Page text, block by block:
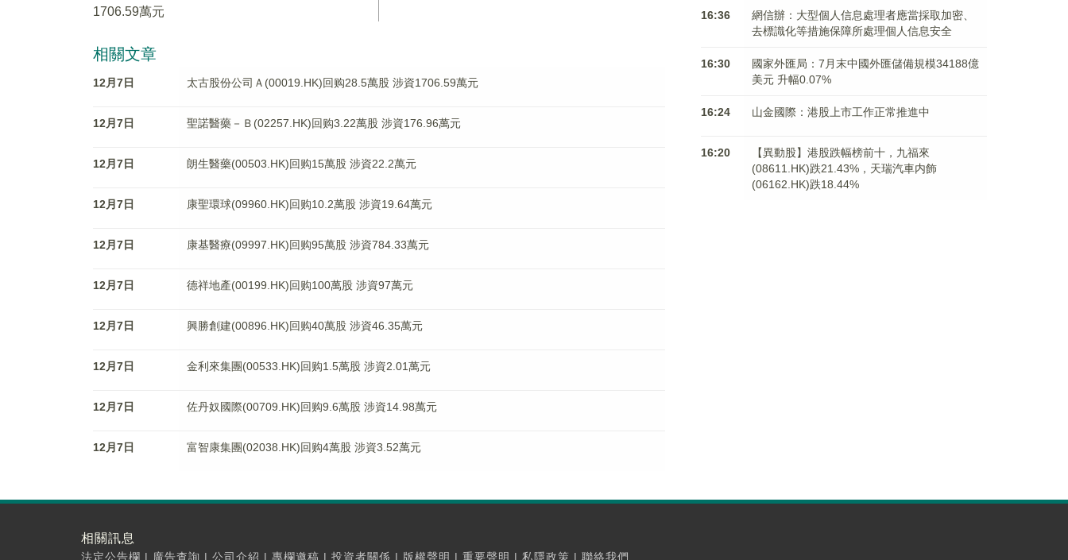
1706.59萬元
相關文章
12月7日 太古股份公司Ａ(00019.HK)回购28.5萬股 涉資1706.59萬元
12月7日 聖諾醫藥－Ｂ(02257.HK)回购3.22萬股 涉資176.96萬元
12月7日 朗生醫藥(00503.HK)回购15萬股 涉資22.2萬元
12月7日 康聖環球(09960.HK)回购10.2萬股 涉資19.64萬元
12月7日 康基醫療(09997.HK)回购95萬股 涉資784.33萬元
12月7日 德祥地產(00199.HK)回购100萬股 涉資97萬元
12月7日 興勝創建(00896.HK)回购40萬股 涉資46.35萬元
12月7日 金利來集團(00533.HK)回购1.5萬股 涉資2.01萬元
12月7日 佐丹奴國際(00709.HK)回购9.6萬股 涉資14.98萬元
12月7日 富智康集團(02038.HK)回购4萬股 涉資3.52萬元
16:36
網信辦：大型個人信息處理者應當採取加密、
去標識化等措施保障所處理個人信息安全
16:30
國家外匯局：7月末中國外匯儲備規模34188億
美元 升幅0.07%
16:24 山金國際：港股上市工作正常推進中
16:20
【異動股】港股跌幅榜前十，九福來
(08611.HK)跌21.43%，天瑞汽車内飾
(06162.HK)跌18.44%
相關訊息
法定公告欄 | 廣告查詢 | 公司介紹 | 專欄邀稿 | 投資者關係 | 版權聲明 | 重要聲明 | 私隱政策 | 聯絡我們